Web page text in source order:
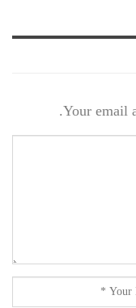
Your email